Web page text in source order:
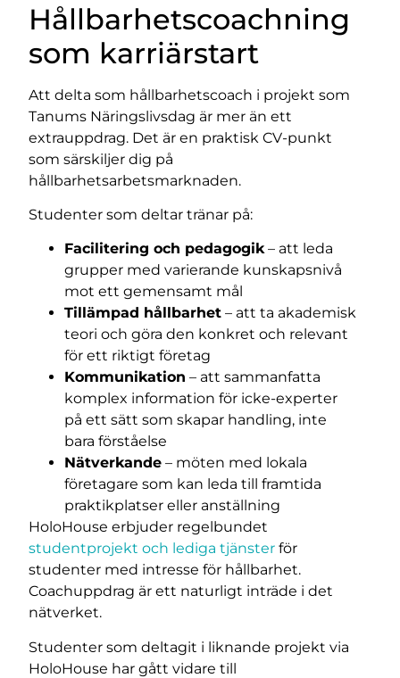
Hållbarhetscoachning
som karriärstart
Att delta som hållbarhetscoach i projekt som
Tanums Näringslivsdag är mer än ett
extrauppdrag. Det är en praktisk CV-punkt
som särskiljer dig på
hållbarhetsarbetsmarknaden.
Studenter som deltar tränar på:
Facilitering och pedagogik– att leda
grupper med varierande kunskapsnivå
mot ett gemensamt mål
Tillämpad hållbarhet – att ta akademisk
teori och göra den konkret och relevant
för ett riktigt företag
Kommunikation – att sammanfatta
komplex information för icke-experter
på ett sätt som skapar handling, inte
bara förståelse
Nätverkande – möten med lokala
företagare som kan leda till framtida
praktikplatser eller anställning
HoloHouse erbjuder regelbundet
studentprojekt och lediga tjänster för
studenter med intresse för hållbarhet.
Coachuppdrag är ett naturligt inträde i det
nätverket.
Studenter som deltagit i liknande projekt via
HoloHouse har gått vidare till